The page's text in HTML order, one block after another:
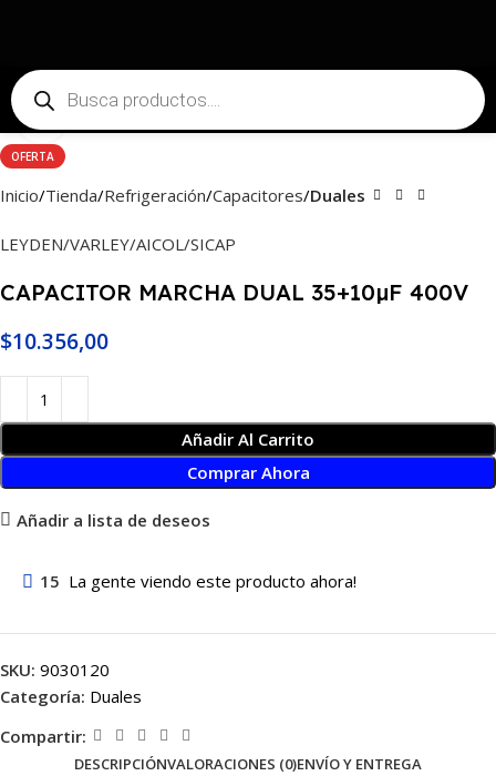
OFERTA
Inicio Tienda Refrigeración Capacitores Duales
LEYDEN/VARLEY/AICOL/SICAP
CAPACITOR MARCHA DUAL 35+10µF 400V
$10.356,00
Añadir Al Carrito
Comprar Ahora
Añadir a lista de deseos
15 La gente viendo este producto ahora!
SKU: 9030120
Categoría: Duales
Compartir:
DESCRIPCIÓNVALORACIONES (0)ENVÍO Y ENTREGA